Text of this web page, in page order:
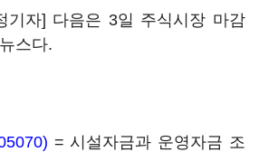
기자] 다음은 3일 주식시장 마감
스다.
= 시설자금과 운영자금 조